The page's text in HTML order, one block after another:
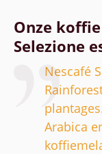
Onze koffie
Selezione
Nescafé
Arabica